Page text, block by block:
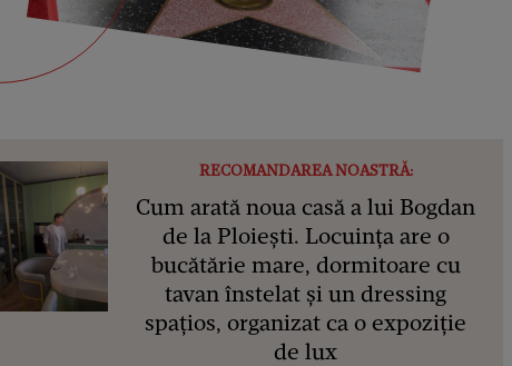
RECOMANDAREA NOASTRĂ:
Cum arată noua casă a lui Bogdan
de la Ploiești. Locuința are o
bucătărie mare, dormitoare cu
tavan înstelat și un dressing
spațios, organizat ca o expoziție
de lux